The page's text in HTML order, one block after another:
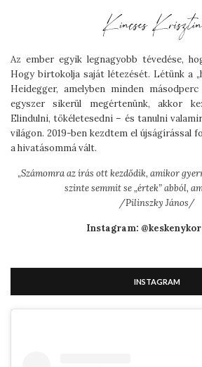
Az ember egyik legnagyobb tévedése,
Hogy birtokolja saját létezését. Létünk a
Heidegger, amelyben minden
egyszer sikerül megértenünk, akkor
Elindulni, tökéletesedni – és tanulni
világon. 2019-ben kezdtem el újságírással
a hivatásommá vált.
„Számomra az írás ott kezdődik, amikor
szinte semmit se „értek” abból,
/Pilinszky János/
Instagram:
INSTAGRAM